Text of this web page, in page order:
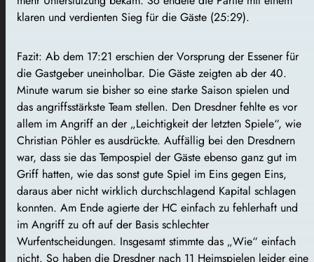
klaren und verdienten Sieg für die Gäste (25:29).
Fazit: Ab dem 17:21 erschien der Vorsprung der Essener für
die Gastgeber uneinholbar. Die Gäste zeigten ab der 40.
Minute warum sie bisher so eine starke Saison spielen und
das angriffsstärkste Team stellen. Den Dresdner fehlte es vor
allem im Angriff an der „Leichtigkeit der letzten Spiele“, wie
Christian Pöhler es ausdrückte. Auffällig bei den Dresdnern
war, dass sie das Tempospiel der Gäste ebenso ganz gut im
Griff hatten, wie das sonst gute Spiel im Eins gegen Eins,
daraus aber nicht wirklich durchschlagend Kapital schlagen
konnten. Am Ende agierte der HC einfach zu fehlerhaft und
im Angriff zu oft auf der Basis schlechter
Wurfentscheidungen. Insgesamt stimmte das „Wie“ einfach
nicht. So haben die Dresdner nach 11 Heimspielen leider eine